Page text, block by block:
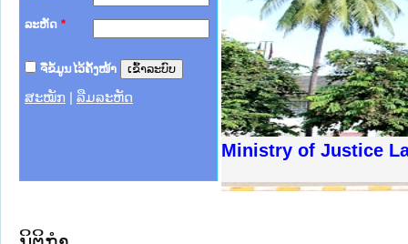
ລະຫັດ *
ຈື່ຂໍ້ມູນໄວ້ຄັ້ງໜ້າ
ສະໝັກ ລືມລະຫັດ
Ministry of Justice Lao
າຊົນ ພາກເໜືອ
ການ
ກາງ
ໃຕ້
ຕຳຫຼວດປະຊາຊົນ
ສັນຕິບານປະຊາຊົນ
ກເໜືອ
າຊົນ ພາກກາງ